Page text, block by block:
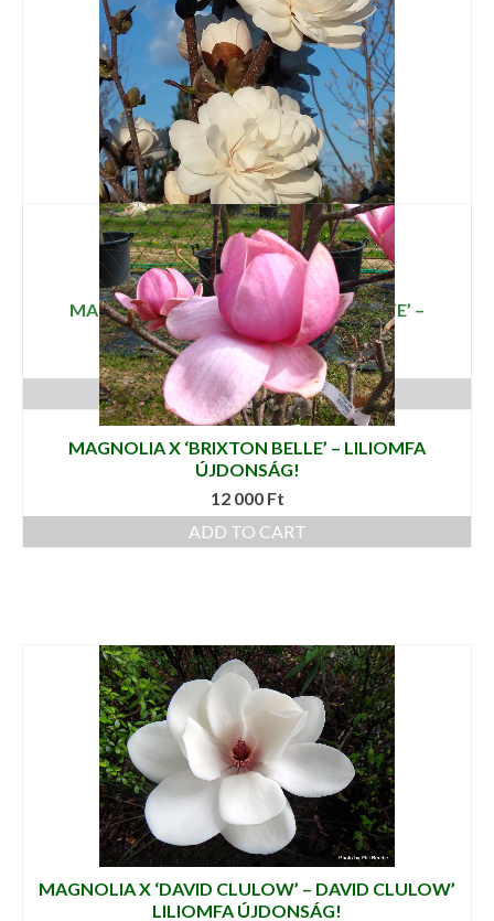
MAGNOLIA STELLATA ‘MAG’S PIRUETTE’ –
TÖMVETELT VIRÁGÚ LILIOMFA
16 000Ft
ADD TO CART
MAGNOLIA X ‘BRIXTON BELLE’ – LILIOMFA
ÚJDONSÁG!
12 000 Ft
ADD TO CART
MAGNOLIA X ‘DAVID CLULOW’ – DAVID CLULOW’
LILIOMFA ÚJDONSÁG!